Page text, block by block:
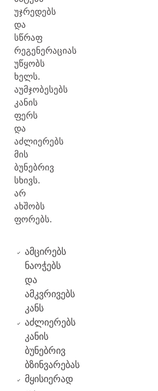
უჯრედებს
და
სწრაფ
რეგენერაციას
უწყობს
ხელს.
აუმჯობესებს
კანის
ფერს
და
აძლიერებს
მის
ბუნებრივ
სხივს.
არ
ახშობს
ფორებს.
ამცირებს
ნაოჭებს
და
ამკვრივებს
კანს
აძლიერებს
კანის
ბუნებრივ
ბზინვარებას
მყისიერად